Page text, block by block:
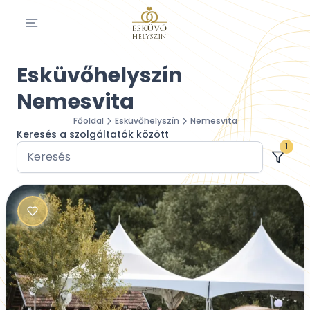
Esküvőhelyszín
Nemesvita
Főoldal Esküvőhelyszín Nemesvita
Keresés a szolgáltatók között
1